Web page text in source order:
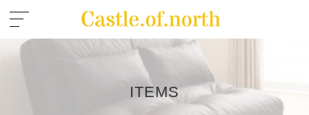
ITEMS